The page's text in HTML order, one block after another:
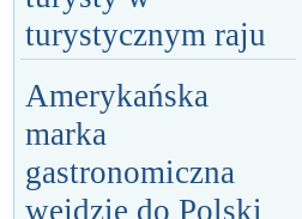
turystycznym raju
Amerykańska
marka
gastronomiczna
wejdzie do Polski